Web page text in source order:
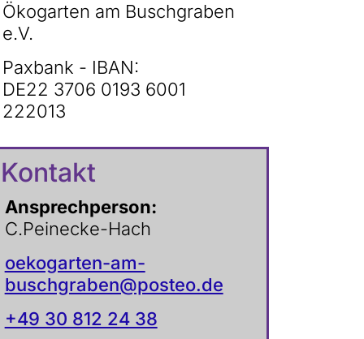
Ökogarten am Buschgraben
e.V.
Paxbank - IBAN:
DE22 3706 0193 6001
222013
Kontakt
Ansprechperson:
C.Peinecke-Hach
oekogarten-am-
buschgraben@posteo.de
+49 30 812 24 38